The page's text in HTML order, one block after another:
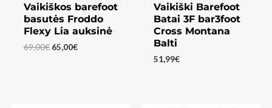
Vaikiškos barefoot
basutės Froddo
Flexy Lia auksinė
69,00€ Original
65,00€Current
Vaikiški Barefoot
Batai 3F bar3foot
Cross Montana
Balti
51,99€